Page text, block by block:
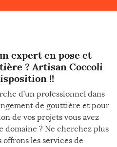
expert en pose et
? Artisan Coccoli
!!
d’un professionnel dans
de gouttière et pour
de vos projets vous avez
domaine ? Ne cherchez plus
les services de